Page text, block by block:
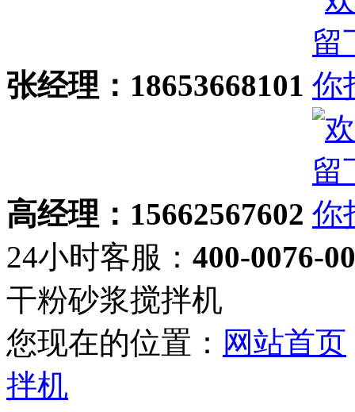
张经理：18653668101
高经理：15662567602
24小时客服： 400-0076-
干粉砂浆搅拌机
您现在的位置： 网站首页
拌机